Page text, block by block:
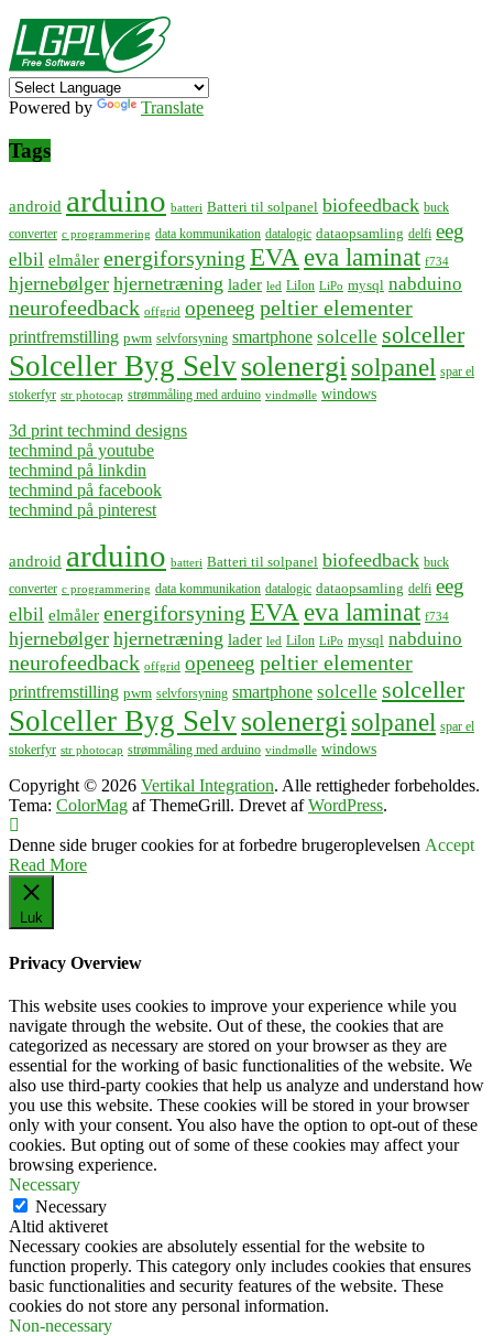
Powered by Translate
Tags
android arduino batteri Batteri til solpanel biofeedback buck
converter c programmering data kommunikation datalogic dataopsamling delfi eeg
elbil elmåler energiforsyning EVA eva laminat f734
hjernebølger hjernetræning lader led LiIon LiPo mysql nabduino
neurofeedback offgrid openeeg peltier elementer
printfremstilling pwm selvforsyning smartphone solcelle solceller
Solceller Byg Selvsolenergisolpanel spar el
stokerfyr str photocap strømmåling med arduino vindmølle windows
3d print techmind designs
techmind på youtube
techmind på linkdin
techmind på facebook
techmind på pinterest
android arduino batteri Batteri til solpanel biofeedback buck
converter c programmering data kommunikation datalogic dataopsamling delfi eeg
elbil elmåler energiforsyning EVA eva laminat f734
hjernebølger hjernetræning lader led LiIon LiPo mysql nabduino
neurofeedback offgrid openeeg peltier elementer
printfremstilling pwm selvforsyning smartphone solcelle solceller
Solceller Byg Selvsolenergisolpanel spar el
stokerfyr str photocap strømmåling med arduino vindmølle windows
Copyright © 2026 Vertikal Integration. Alle rettigheder forbeholdes.
Tema: ColorMag af ThemeGrill. Drevet afWordPress.
Denne side bruger cookies for at forbedre brugeroplevelsen Accept
Read More
Luk
Privacy Overview
This website uses cookies to improve your experience while you
navigate through the website. Out of these, the cookies that are
categorized as necessary are stored on your browser as they are
essential for the working of basic functionalities of the website. We
also use third-party cookies that help us analyze and understand how
you use this website. These cookies will be stored in your browser
only with your consent. You also have the option to opt-out of these
cookies. But opting out of some of these cookies may affect your
browsing experience.
Necessary
Necessary
Altid aktiveret
Necessary cookies are absolutely essential for the website to
function properly. This category only includes cookies that ensures
basic functionalities and security features of the website. These
cookies do not store any personal information.
Non-necessary